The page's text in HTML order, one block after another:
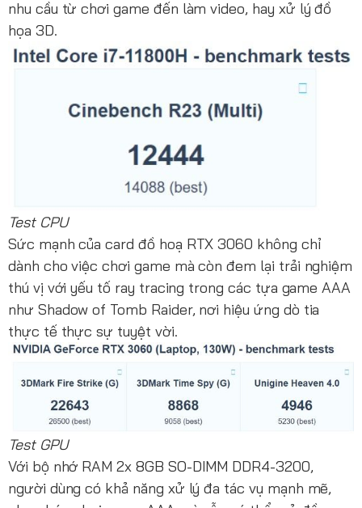
nhu cầu từ chơi game đến làm video, hay xử lý đồ
họa 3D.
Test CPU
Sức mạnh của card đồ hoạ RTX 3060 không chỉ
dành cho việc chơi game mà còn đem lại trải nghiệm
thú vị với yếu tố ray tracing trong các tựa game AAA
như Shadow of Tomb Raider, nơi hiệu ứng dò tia
thực tế thực sự tuyệt vời.
Test GPU
Với bộ nhớ RAM 2x 8GB SO-DIMM DDR4-3200,
người dùng có khả năng xử lý đa tác vụ mạnh mẽ,